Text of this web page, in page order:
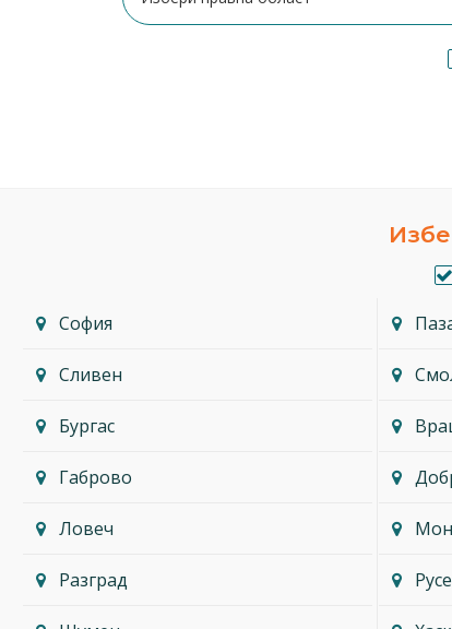
София
Сливен
Бургас
Габрово
Ловеч
Разград Русе